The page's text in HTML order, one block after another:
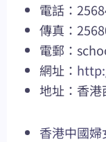
電話：
傳真：
電郵：
網址：
地址：香
香港中國